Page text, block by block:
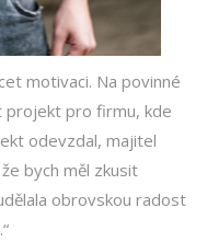
motivaci. Na povinné
pro firmu, kde
odevzdal, majitel
bych měl zkusit
obrovskou radost